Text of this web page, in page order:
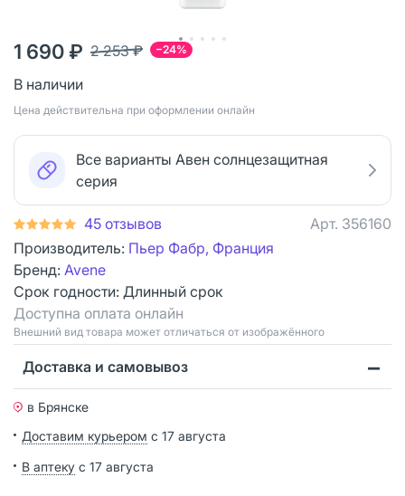
−24%
2 253 ₽
1 690 ₽
В наличии
Цена действительна при оформлении онлайн
Все варианты Авен солнцезащитная
серия
45 отзывов Арт. 356160
Производитель: Пьер Фабр, Франция
Бренд: Avene
Срок годности: Длинный срок
Доступна оплата онлайн
Bнешний вид товара может отличаться от изображённого
Доставка и самовывоз
в Брянске
Доставим курьером с 17 августа
В аптеку с 17 августа